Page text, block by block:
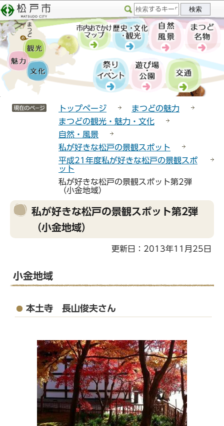
こ
の
ペ
ー
ジ
の
先
サ
イ
ト
メ
ニ
ュ
ー
このページの本文へ移動
サイトメニューここまで
トップページ
まつどの魅力
まつどの観光・魅力・文化
自然・風景
私が好きな松戸の景観スポット
平成21年度私が好きな松戸の景観スポ
ット
私が好きな松戸の景観スポット第2弾
（小金地域）
本
文
私が好きな松戸の景観スポット第2弾
（小金地域）
更新日：2013年11月25日
小金地域
本土寺 長山俊夫さん